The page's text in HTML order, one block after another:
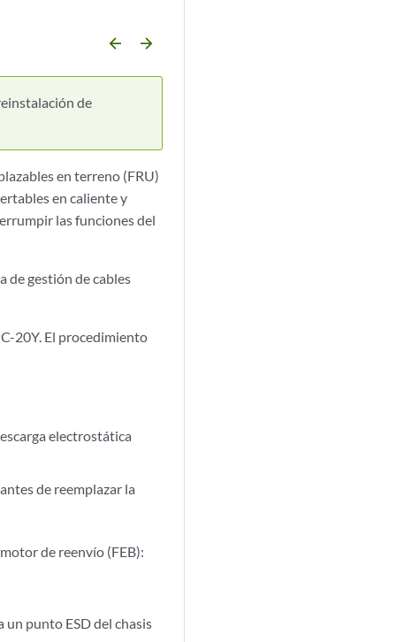
arrow_backward arrow_forward
de
en terreno (FRU)
en caliente y
las funciones del
de gestión de cables
20Y. El procedimiento
electrostática
de reemplazar la
de reenvío (FEB):
un punto ESD del chasis